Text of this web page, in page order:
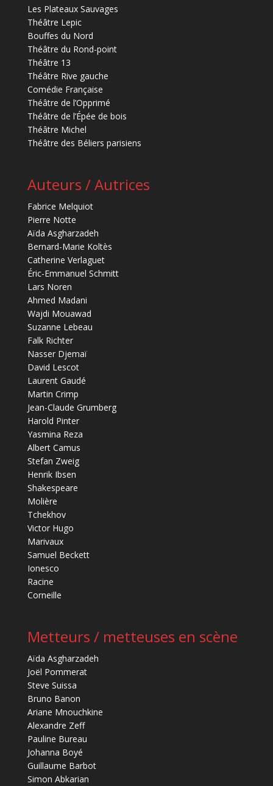
Les Plateaux Sauvages
Théâtre Lepic
Bouffes du Nord
Théâtre du Rond-point
Théâtre 13
Théâtre Rive gauche
Comédie Française
Théâtre de l’Opprimé
Théâtre de l’Épée de bois
Théâtre Michel
Théâtre des Béliers parisiens
Auteurs / Autrices
Fabrice Melquiot
Pierre Notte
Aïda Asgharzadeh
Bernard-Marie Koltès
Catherine Verlaguet
Éric-Emmanuel Schmitt
Lars Noren
Ahmed Madani
Wajdi Mouawad
Suzanne Lebeau
Falk Richter
Nasser Djemaï
David Lescot
Laurent Gaudé
Martin Crimp
Jean-Claude Grumberg
Harold Pinter
Yasmina Reza
Albert Camus
Stefan Zweig
Henrik Ibsen
Shakespeare
Molière
Tchekhov
Victor Hugo
Marivaux
Samuel Beckett
Ionesco
Racine
Corneille
Metteurs / metteuses en scène
Aïda Asgharzadeh
Joël Pommerat
Steve Suissa
Bruno Banon
Ariane Mnouchkine
Alexandre Zeff
Pauline Bureau
Johanna Boyé
Guillaume Barbot
Simon Abkarian